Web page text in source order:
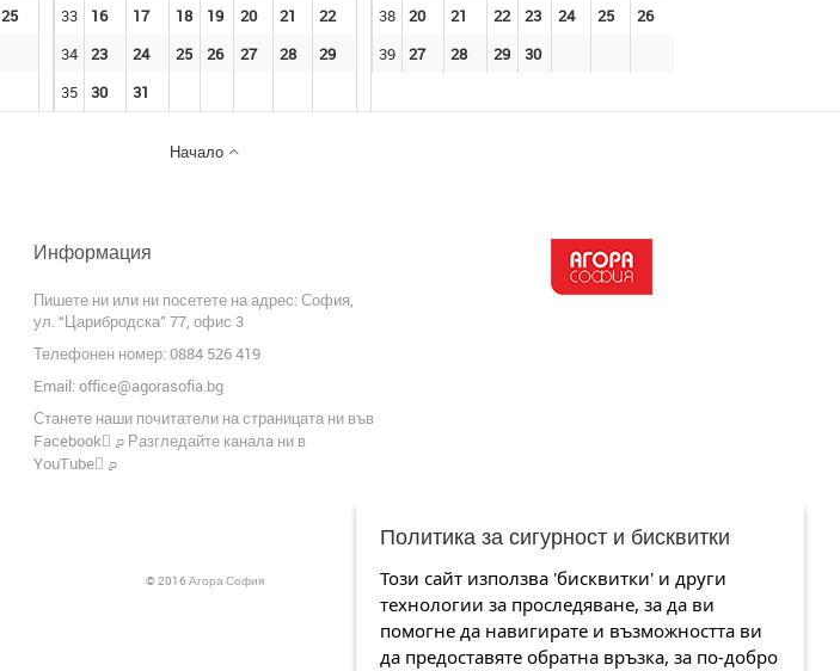
25
33
16 17 18 19 20 21
22
34
23 24 25 26 27 28
29
35
30 31
38
20 21 22 23 24 25
26
39
27 28 29 30
Начало 
Информация
Пишете ни или ни посетете на адрес: София,
ул. “Царибродска” 77, офис 3
Телефонен номер: 0884 526 419
Email:office@agorasofia.bg
Станете наши почитатели на страницата ни във
Facebook ╢ Разгледайте каналa ни в
YouTube ╢
© 2016 Агора София
Политика за сигурност и бисквитки
Този сайт използва 'бисквитки' и други
технологии за проследяване, за да ви
помогне да навигирате и възможността ви
да предоставяте обратна връзка, за по-добро